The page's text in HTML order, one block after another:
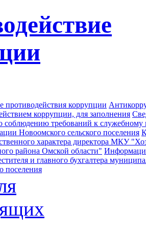
противодействия коррупции
коррупции, для заполнения
соблюдению требований к
Новоомского сельского поселения
характера директора МКУ
района Омской области"
и главного бухгалтера
поселения